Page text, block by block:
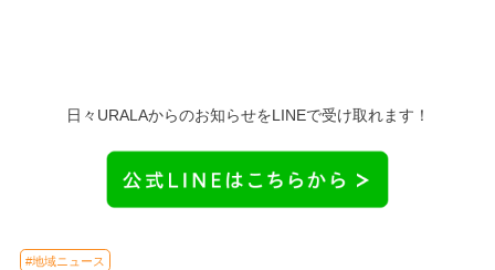
日々URALAからのお知らせをLINEで受け取れます！
#地域ニュース